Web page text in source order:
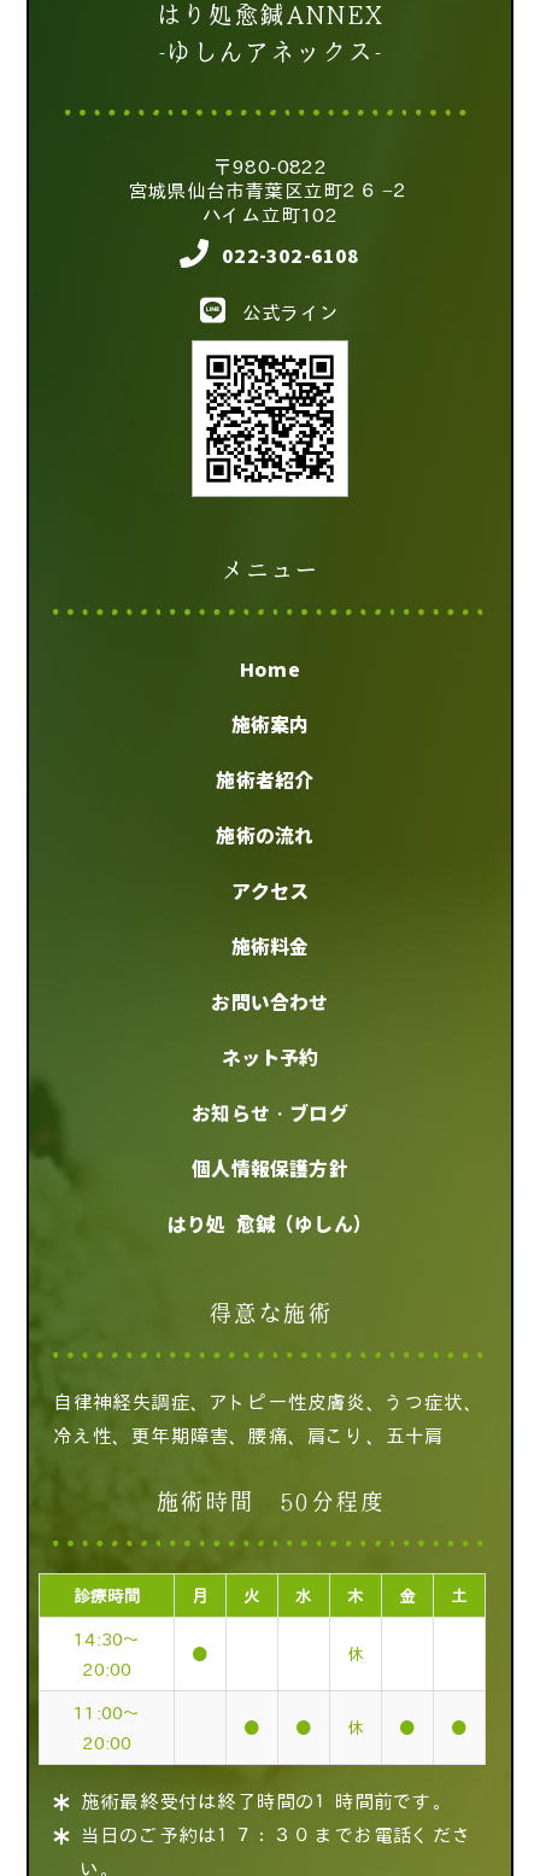
はり処愈鍼ANNEX
-ゆしんアネックス-
〒980-0822
宮城県仙台市青葉区立町２６−２
ハイム立町102
022-302-6108
公式ライン
メニュー
Home
施術案内
施術者紹介
施術の流れ
アクセス
施術料金
お問い合わせ
ネット予約
お知らせ・ブログ
個人情報保護方針
はり処 愈鍼（ゆしん）
得意な施術
自律神経失調症、アトピー性皮膚炎、うつ症状、
冷え性、更年期障害、腰痛、肩こり、五十肩
施術時間 50分程度
診療時間 月 火 水 木 金 土
14:30～
20:00
● 休
11:00～
20:00
● ● 休 ● ●
施術最終受付は終了時間の１時間前です。
当日のご予約は１７：３０までお電話くださ
い。